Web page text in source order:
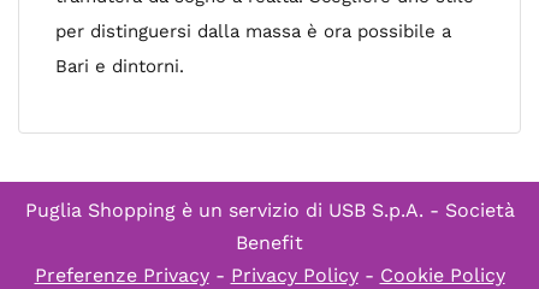
per distinguersi dalla massa è ora possibile a
Bari e dintorni.
Puglia Shopping è un servizio di USB S.p.A. - Società
Benefit
Preferenze Privacy- Privacy Policy- Cookie Policy